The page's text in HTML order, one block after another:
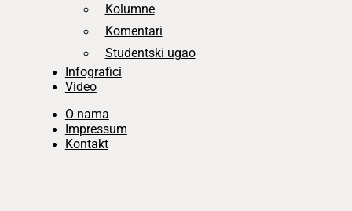
Kolumne
Komentari
Studentski ugao
Infografici
Video
O nama
Impressum
Kontakt